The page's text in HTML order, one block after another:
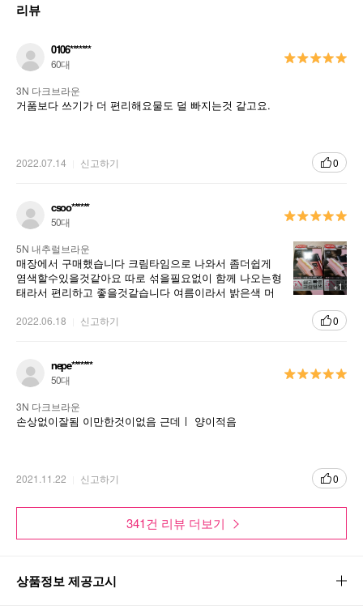
리뷰
0106*******
60대
3N 다크브라운
거품보다 쓰기가 더 편리해요물도 덜 빠지는것 같고요.
2022.07.14 신고하기 0
csoo******
50대
+1
5N 내추럴브라운
매장에서 구매했습니다 크림타임으로 나와서 좀더쉽게
염색할수있을것같아요 따로 섞을필요없이 함께 나오는형
태라서 편리하고 좋을것같습니다 여름이라서 밝은색 머
2022.06.18 신고하기 0
nepe*******
50대
3N 다크브라운
손상없이잘됨 이만한것이없음 근데ㅣ 양이적음
2021.11.22 신고하기 0
341건 리뷰 더보기
상품정보 제공고시